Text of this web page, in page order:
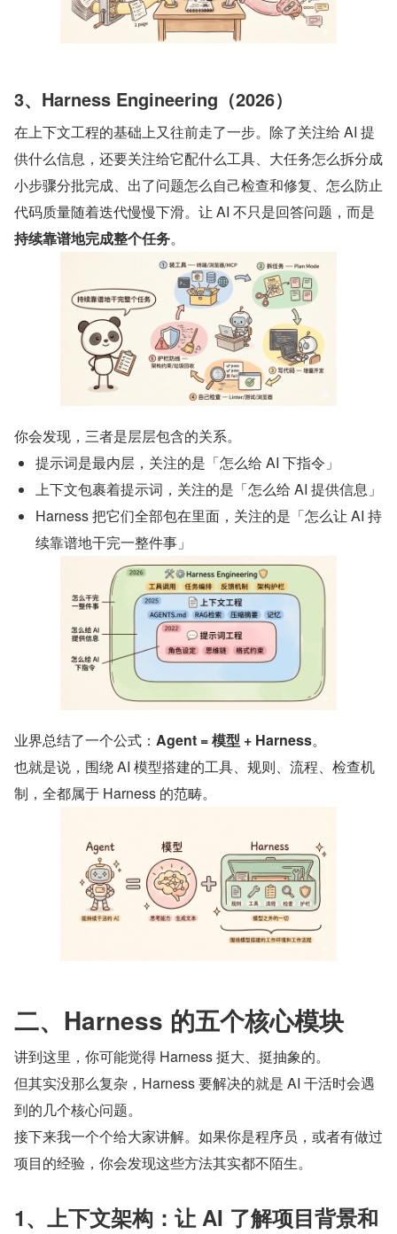
3、Harness Engineering（2026）
在上下文工程的基础上又往前走了一步。除了关注给 AI 提
供什么信息，还要关注给它配什么工具、大任务怎么拆分成
小步骤分批完成、出了问题怎么自己检查和修复、怎么防止
持续靠谱地完成整个任务。
你会发现，三者是层层包含的关系。
提示词是最内层，关注的是「怎么给 AI 下指令」
上下文包裹着提示词，关注的是「怎么给 AI 提供信息」
Harness 把它们全部包在里面，关注的是「怎么让 AI 持
续靠谱地干完一整件事」
业界总结了一个公式： Agent = 模型 + Harness。
也就是说，围绕 AI 模型搭建的工具、规则、流程、检查机
制，全都属于 Harness 的范畴。
二、Harness 的五个核心模块
讲到这里，你可能觉得 Harness 挺大、挺抽象的。
但其实没那么复杂，Harness 要解决的就是 AI 干活时会遇
到的几个核心问题。
接下来我一个个给大家讲解。如果你是程序员，或者有做过
项目的经验，你会发现这些方法其实都不陌生。
1、上下文架构：让 AI 了解项目背景和